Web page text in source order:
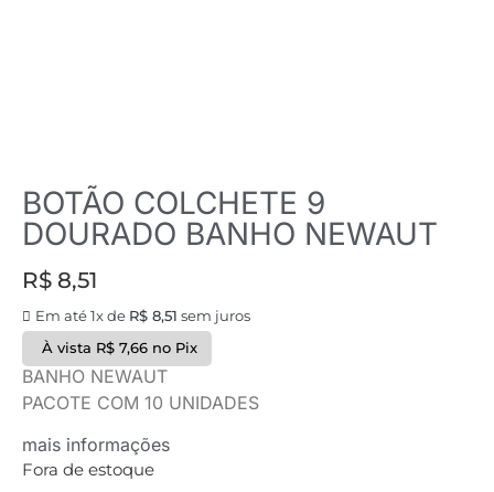
BOTÃO COLCHETE 9
DOURADO BANHO NEWAUT
R$ 8,51
Em até 1x de R$ 8,51 sem juros
À vista R$7,66 no Pix
BANHO NEWAUT
PACOTE COM 10 UNIDADES
mais informações
Fora de estoque